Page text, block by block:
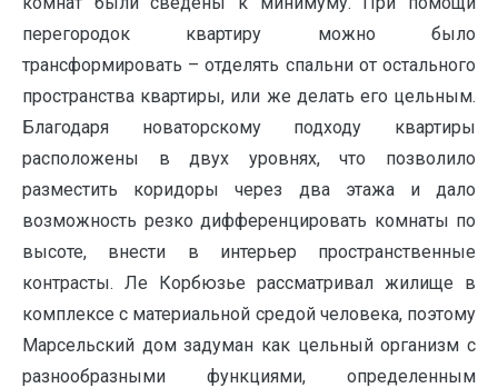
перегородок квартиру можно было
трансформировать – отделять спальни от остального
пространства квартиры, или же делать его цельным.
Благодаря новаторскому подходу квартиры
расположены в двух уровнях, что позволило
разместить коридоры через два этажа и дало
возможность резко дифференцировать комнаты по
высоте, внести в интерьер пространственные
контрасты. Ле Корбюзье рассматривал жилище в
комплексе с материальной средой человека, поэтому
Марсельский дом задуман как цельный организм с
разнообразными функциями, определенным